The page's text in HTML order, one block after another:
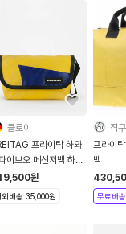
클로이
프라이탁 하와
이브오 메신저백 하파
Hawaii Five O
우 블루
원
외배송 35,000원
직
프라이
백
무료배송